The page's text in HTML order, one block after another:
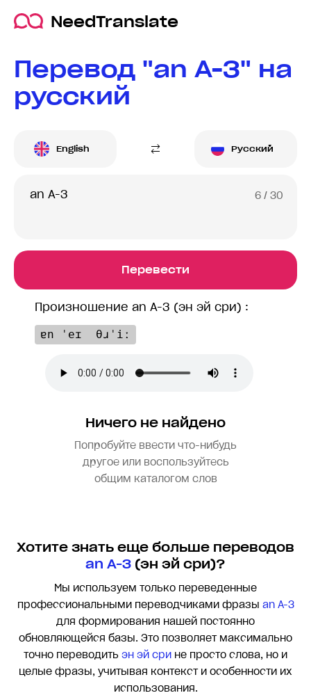
NeedTranslate
Перевод "an A-3" на
русский
English Русский
6 / 30
Перевести
Произношение an A-3 (эн эй сри) :
ɐn ˈeɪ  θɹˈiː
Ничего не найдено
Попробуйте ввести что-нибудь
другое или воспользуйтесь
общим каталогом слов
Хотите знать еще больше переводов
an A-3 (эн эй сри)?
Мы используем только переведенные
профессиональными переводчиками фразы an A-3
для формирования нашей постоянно
обновляющейся базы. Это позволяет максимально
точно переводить эн эй сри не просто слова, но и
целые фразы, учитывая контекст и особенности их
использования.